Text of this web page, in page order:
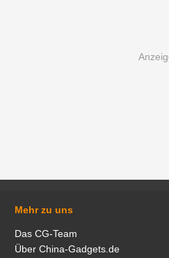
Mehr zu uns
Das CG-Team
Über China-Gadgets.de